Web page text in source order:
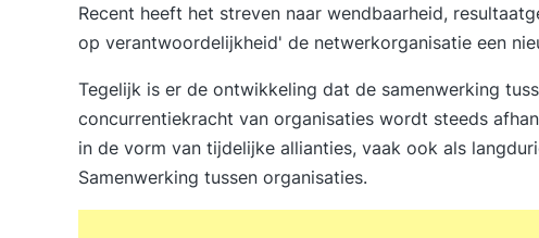
Recent heeft het streven naar wendbaarheid,
op verantwoordelijkheid' de netwerkorganisatie een
Tegelijk is er de ontwikkeling dat de samenwerking
concurrentiekracht van organisaties wordt steeds
in de vorm van tijdelijke allianties, vaak ook als
Samenwerking tussen organisaties.